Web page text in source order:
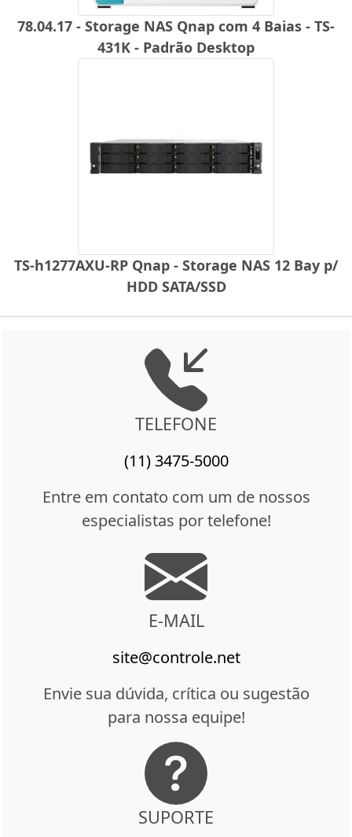
78.04.17 - Storage NAS Qnap com 4 Baias - TS-
431K - Padrão Desktop
TS-h1277AXU-RP Qnap - Storage NAS 12 Bay p/
HDD SATA/SSD
TELEFONE
(11) 3475-5000
Entre em contato com um de nossos
especialistas por telefone!
E-MAIL
site@controle.net
Envie sua dúvida, crítica ou sugestão
para nossa equipe!
SUPORTE